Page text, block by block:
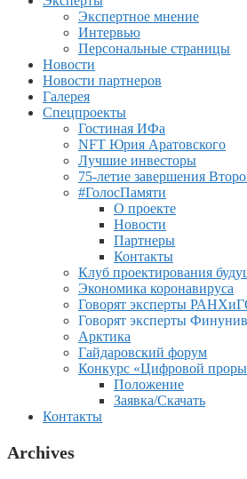
Экспертное мнение
Интервью
Персональные страницы
Новости
Новости партнеров
Галерея
Спецпроекты
Гостиная ИФа
NFT Юрия Аратовского
Лучшие инвесторы
75-летие завершения
#ГолосПамяти
О проекте
Новости
Партнеры
Контакты
Клуб проектирования
Экономика коронавируса
Говорят эксперты
Говорят эксперты
Арктика
Гайдаровский форум
Конкурс «Цифровой
Положение
Заявка/Скачать
Контакты
Archives